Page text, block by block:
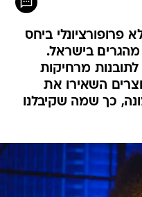
פרופורציונלי ביחס
בישראל.
לתובנות מרחיקות
השאירו את
כך שמה שקיבלנו